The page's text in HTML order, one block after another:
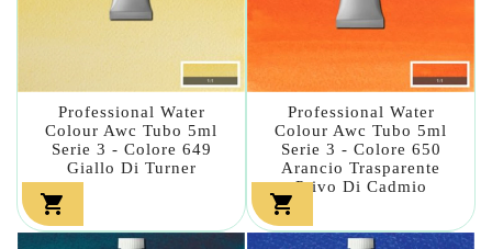
Professional Water
Colour Awc Tubo 5ml
Serie 3 - Colore 649
Giallo Di Turner

Professional Water
Colour Awc Tubo 5ml
Serie 3 - Colore 650
Arancio Trasparente
Privo Di Cadmio
